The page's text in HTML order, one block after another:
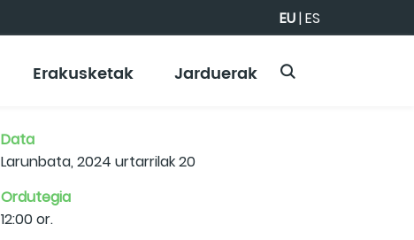
EU|ES
Erakusketak Jarduerak
Data
Larunbata, 2024 urtarrilak 20
Ordutegia
12:00 or.